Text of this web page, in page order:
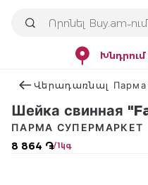
Խնդրում
Վերադառնալ Парма
Шейка свинная
8 864 ֏/ 1կգ
ПАРМА СУПЕРМАРКЕТ